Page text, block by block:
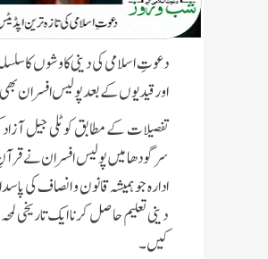
اور قیدیوں کے بعد پولیس افسران
تفصیلات کے مطابق کوٹلی جیل آزاد کشمیر میں 26 قیدیوں کی تکمیلِ قرآن کے بعد شعبہ
سرگودھا میں پولیس افسران نے
ادارہ جو ہمیشہ قانون و انصاف
دینی تعلیم حاصل کرنا ایک
کیں۔